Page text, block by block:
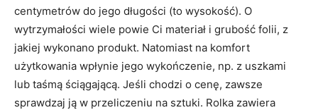
centymetrów do jego długości (to wysokość). O
wytrzymałości wiele powie Ci materiał i grubość folii, z
jakiej wykonano produkt. Natomiast na komfort
użytkowania wpłynie jego wykończenie, np. z uszkami
lub taśmą ściągającą. Jeśli chodzi o cenę, zawsze
sprawdzaj ją w przeliczeniu na sztuki. Rolka zawiera